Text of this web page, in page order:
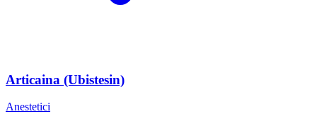
Articaina (Ubistesin)
Anestetici